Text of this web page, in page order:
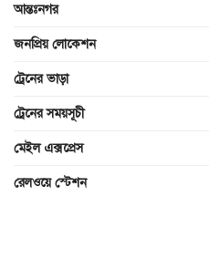
আন্তঃনগর
জনপ্রিয় লোকেশন
ট্রেনের ভাড়া
ট্রেনের সময়সূচী
মেইল এক্সপ্রেস
রেলওয়ে স্টেশন